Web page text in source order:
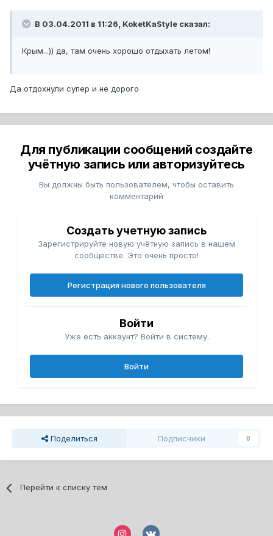
В 03.04.2011 в 11:26, KoketKaStyle сказал:
Крым...)) да, там очень хорошо отдыхать летом!
Да отдохнули супер и не дорого
Для публикации сообщений создайте
учётную запись или авторизуйтесь
Вы должны быть пользователем, чтобы оставить
комментарий
Создать учетную запись
Зарегистрируйте новую учётную запись в нашем
сообществе. Это очень просто!
Регистрация нового пользователя
Войти
Уже есть аккаунт? Войти в систему.
Войти
Поделиться Подписчики 0
Перейти к списку тем